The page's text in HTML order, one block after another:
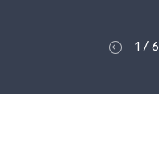
1 / 6